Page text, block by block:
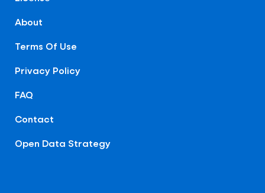
About
Terms Of Use
Privacy Policy
FAQ
Contact
Open Data Strategy